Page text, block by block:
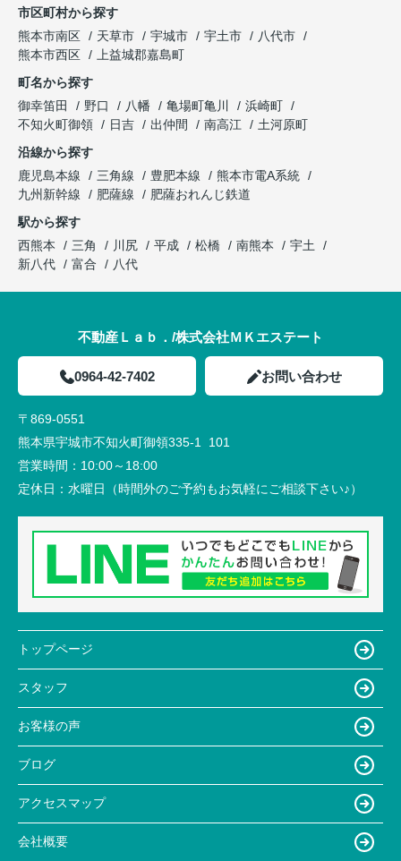
市区町村から探す
熊本市南区
天草市 宇城市 宇土市
八代市
熊本市西区
上益城郡嘉島町
町名から探す
御幸笛田
野口 八幡 亀場町亀川
浜崎町
不知火町御領
日吉 出仲間 南高江
土河原町
沿線から探す
鹿児島本線
三角線 豊肥本線
熊本市電A系統
九州新幹線
肥薩線
肥薩おれんじ鉄道
駅から探す
西熊本
三角 川尻 平成 松橋 南熊本
宇土
新八代
富合 八代
不動産Ｌａｂ．/株式会社ＭＫエステート
0964-42-7402 お問い合わせ
〒869-0551
熊本県宇城市不知火町御領335-1 101
営業時間： 10:00～18:00
定休日： 水曜日（時間外のご予約もお気軽にご相談下さい♪）
トップページ
スタッフ
お客様の声
ブログ
アクセスマップ
会社概要